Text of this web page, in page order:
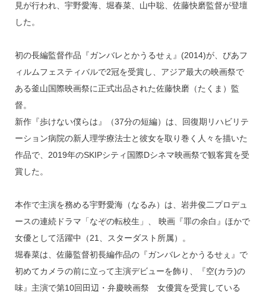
見が行われ、宇野愛海、堀春菜、山中聡、佐藤快磨監督が登壇
した。
初の長編監督作品『ガンバレとかうるせぇ』(2014)が、ぴあフ
ィルムフェスティバルで2冠を受賞し、アジア最大の映画祭で
ある釜山国際映画祭に正式出品された佐藤快磨（たくま）監
督。
新作『歩けない僕らは』（37分の短編）は、回復期リハビリテ
ーション病院の新人理学療法士と彼女を取り巻く人々を描いた
作品で、2019年のSKIPシティ国際Dシネマ映画祭で観客賞を受
賞した。
本作で主演を務める宇野愛海（なるみ）は、岩井俊二プロデュ
ースの連続ドラマ「なぞの転校生」、 映画『罪の余白』ほかで
女優として活躍中（21、スターダスト所属）。
堀春菜は、佐藤監督初長編作品の『ガンバレとかうるせぇ』で
初めてカメラの前に立って主演デビューを飾り、『空(カラ)の
味』主演で第10回田辺・弁慶映画祭 女優賞を受賞している